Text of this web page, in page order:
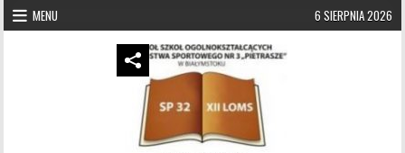
Skip to content
MENU 6 SIERPNIA 2026